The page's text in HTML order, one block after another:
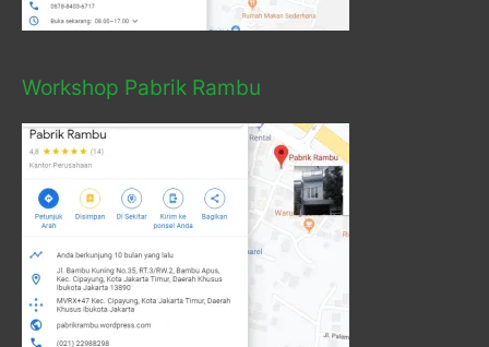
Workshop Pabrik Rambu